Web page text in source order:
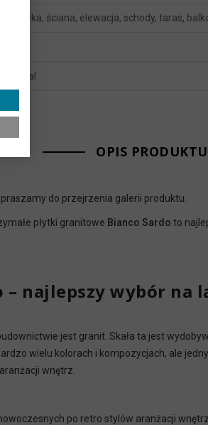
ściana, elewacja, schody, taras,
OPIS PRODUKTU
do przejrzenia galerii produktu.
płytki granitowe Bianco Sardo to
– najlepszy wybór na
jest granit. Skała ta jest
wielu kolorach i kompozycjach, ale
wnętrz.
po retro stylów aranżacji